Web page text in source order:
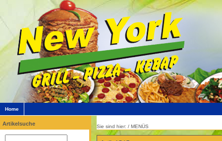
Home
Artikelsuche Sie sind hier: / MENÜS